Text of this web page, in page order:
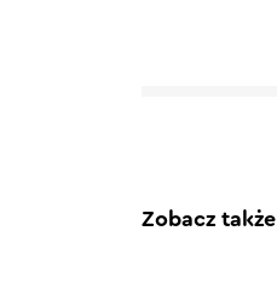
Zobacz także